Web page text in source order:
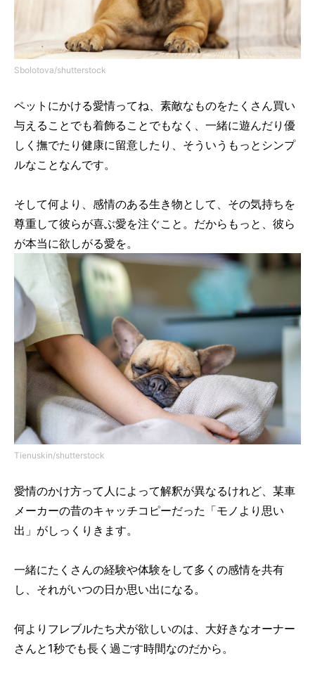
Sbolotova/shutterstock
ペットにかける愛情ってね、素敵なものをたくさん買い
与えることでも着飾ることでもなく、一緒に遊んだり優
しく撫でたり健康に留意したり、そういうもっとシンプ
ルなことなんです。
そして何より、感情のある生き物として、その気持ちを
尊重して彼らが喜ぶ愛を注ぐこと。だからもっと、彼ら
が本当に欲しがる愛を。
Tienuskin/shutterstock
愛情のかけ方って人によって解釈が異なるけれど、某車
メーカーの昔のキャッチコピーだった「モノより思い
出」がしっくりきます。
一緒にたくさんの経験や体験をして多くの感情を共有
し、それがいつの日か思い出になる。
何よりフレブルたち犬が欲しいのは、大好きなオーナー
さんと1秒でも長く過ごす時間なのだから。